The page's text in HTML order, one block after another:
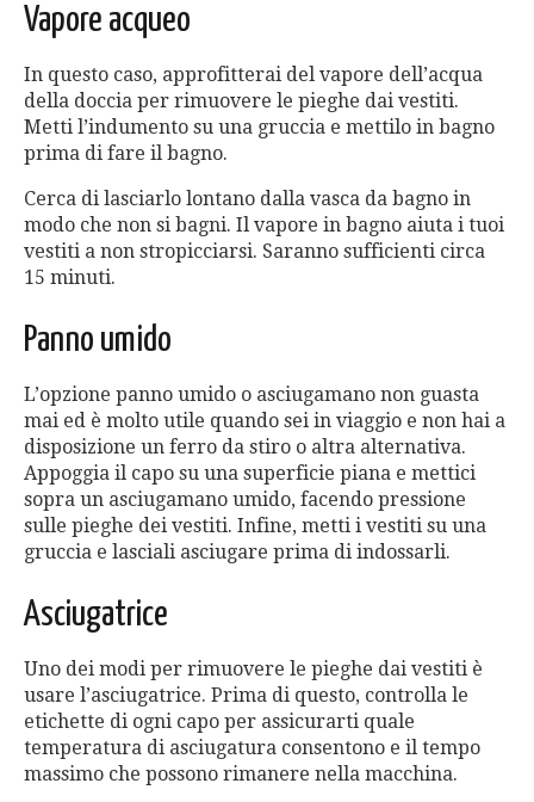
Vapore acqueo
In questo caso, approfitterai del vapore dell’acqua
della doccia per rimuovere le pieghe dai vestiti.
Metti l’indumento su una gruccia e mettilo in bagno
prima di fare il bagno.
Cerca di lasciarlo lontano dalla vasca da bagno in
modo che non si bagni. Il vapore in bagno aiuta i tuoi
vestiti a non stropicciarsi. Saranno sufficienti circa
15 minuti.
Panno umido
L’opzione panno umido o asciugamano non guasta
mai ed è molto utile quando sei in viaggio e non hai a
disposizione un ferro da stiro o altra alternativa.
Appoggia il capo su una superficie piana e mettici
sopra un asciugamano umido, facendo pressione
sulle pieghe dei vestiti. Infine, metti i vestiti su una
gruccia e lasciali asciugare prima di indossarli.
Asciugatrice
Uno dei modi per rimuovere le pieghe dai vestiti è
usare l’asciugatrice. Prima di questo, controlla le
etichette di ogni capo per assicurarti quale
temperatura di asciugatura consentono e il tempo
massimo che possono rimanere nella macchina.